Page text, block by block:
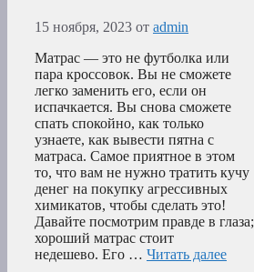
15 ноября, 2023 от admin
Матрас — это не футболка или
пара кроссовок. Вы не сможете
легко заменить его, если он
испачкается. Вы снова сможете
спать спокойно, как только
узнаете, как вывести пятна с
матраса. Самое приятное в этом
то, что вам не нужно тратить кучу
денег на покупку агрессивных
химикатов, чтобы сделать это!
Давайте посмотрим правде в глаза;
хороший матрас стоит
недешево. Его … Читать далее